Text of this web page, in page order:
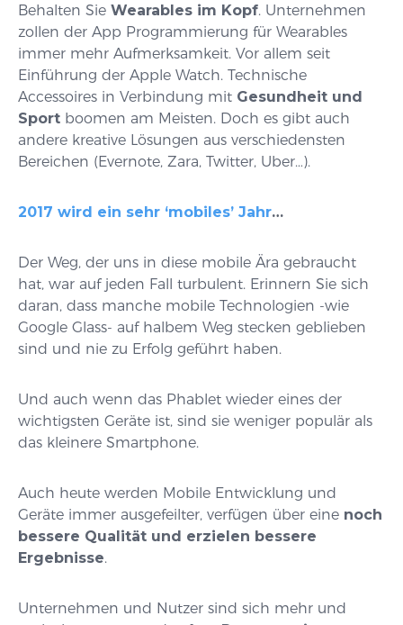
Behalten Sie Wearables im Kopf. Unternehmen
zollen der App Programmierung für Wearables
immer mehr Aufmerksamkeit. Vor allem seit
Einführung der Apple Watch. Technische
Accessoires in Verbindung mit Gesundheit und
Sport boomen am Meisten. Doch es gibt auch
andere kreative Lösungen aus verschiedensten
Bereichen (Evernote, Zara, Twitter, Uber…).
2017 wird ein sehr ‘mobiles’ Jahr…
Der Weg, der uns in diese mobile Ära gebraucht
hat, war auf jeden Fall turbulent. Erinnern Sie sich
daran, dass manche mobile Technologien -wie
Google Glass- auf halbem Weg stecken geblieben
sind und nie zu Erfolg geführt haben.
Und auch wenn das Phablet wieder eines der
wichtigsten Geräte ist, sind sie weniger populär als
das kleinere Smartphone.
Auch heute werden Mobile Entwicklung und
Geräte immer ausgefeilter, verfügen über eine noch
bessere Qualität und erzielen bessere
Ergebnisse.
Unternehmen und Nutzer sind sich mehr und